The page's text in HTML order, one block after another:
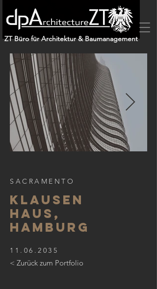
ZT Büro für Architektur & Baumanagement
SACRAMENTO
KLAUSEN
HAUS,
HAMBURG
11.06.2035
< Zurück zum Portfolio